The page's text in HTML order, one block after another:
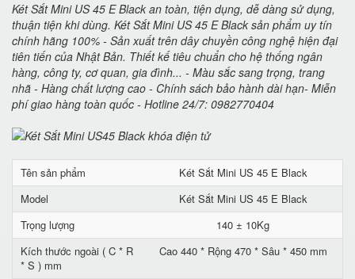
Két Sắt Mini US 45 E Black an toàn, tiện dụng, dễ dàng sử dụng,
thuận tiện khi dùng. Két Sắt Mini US 45 E Black sản phẩm uy tín
chính hãng 100% - Sản xuất trên dây chuyền công nghệ hiện đại
tiên tiến của Nhật Bản. Thiết kế tiêu chuẩn cho hệ thống ngân
hàng, công ty, cơ quan, gia đình... - Màu sắc sang trọng, trang
nhã - Hàng chất lượng cao - Chính sách bảo hành dài hạn- Miễn
phí giao hàng toàn quốc - Hotline 24/7: 0982770404
Tên sản phẩm
Két Sắt Mini US 45 E Black
Model
Két Sắt Mini US 45 E Black
Trọng lượng
140 ± 10Kg
Kích thước ngoài ( C * R
* S ) mm
Cao 440 * Rộng 470 * Sâu * 450 mm